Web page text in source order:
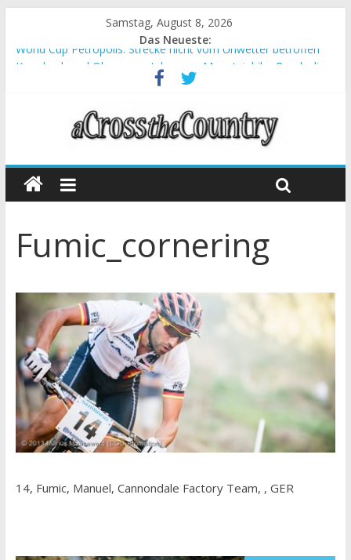
Samstag, August 8, 2026
Das Neueste:
World Cup Petropolis: Strecke nicht vom Unwetter betroffen
Krumbach und Obergessertshausen: Mountainbike-Bundesliga
Supercup Massi Banyoles: Siege für Carod und Richards
Halbzeit beim Andalucia Bike Race: Weltmeister Seewald führt
Chelva: Schweizer Doppelsieg beim ersten XCO-Rennen der
Fumic_cornering
14, Fumic, Manuel, Cannondale Factory Team, , GER